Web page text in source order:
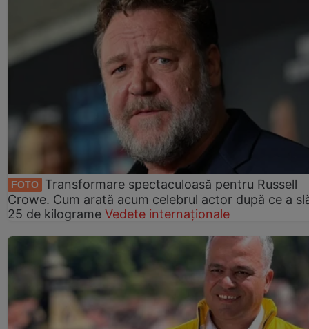
FOTO
Transformare spectaculoasă pentru Russell
Crowe. Cum arată acum celebrul actor după ce a
25 de kilograme Vedete internaționale